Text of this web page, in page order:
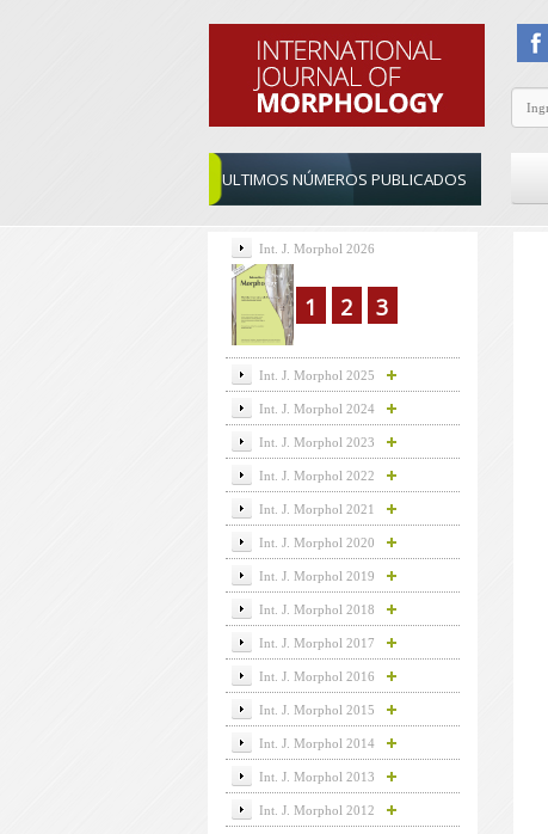
ULTIMOS NÚMEROS PUBLICADOS
Int. J. Morphol 2026
1 2 3
Int. J. Morphol 2025
Int. J. Morphol 2024
Int. J. Morphol 2023
Int. J. Morphol 2022
Int. J. Morphol 2021
Int. J. Morphol 2020
Int. J. Morphol 2019
Int. J. Morphol 2018
Int. J. Morphol 2017
Int. J. Morphol 2016
Int. J. Morphol 2015
Int. J. Morphol 2014
Int. J. Morphol 2013
Int. J. Morphol 2012